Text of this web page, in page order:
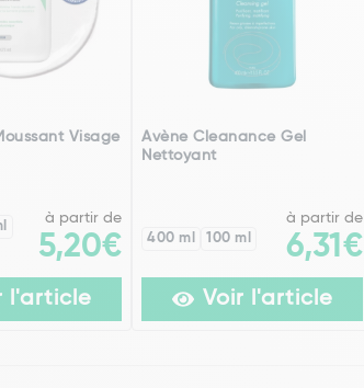
Visage
à partir de
5,20€
l'article
Avène Cleanance Gel
Nettoyant
400 ml 100 ml
à partir de
6,31€
Voir l'article